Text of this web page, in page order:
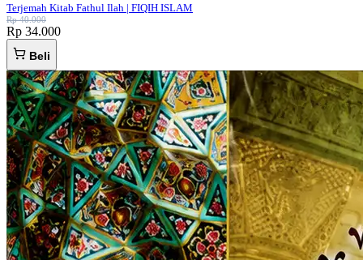
Terjemah Kitab Fathul Ilah | FIQIH ISLAM
Rp 40.000
Rp 34.000
Beli